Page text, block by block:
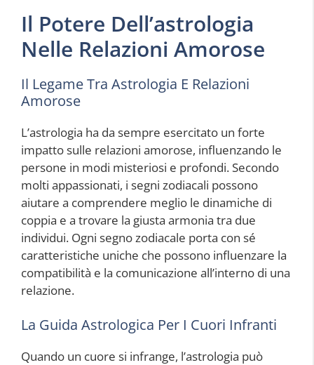
Il Potere Dell’astrologia
Nelle Relazioni Amorose
Il Legame Tra Astrologia E Relazioni
Amorose
L’astrologia ha da sempre esercitato un forte
impatto sulle relazioni amorose, influenzando le
persone in modi misteriosi e profondi. Secondo
molti appassionati, i segni zodiacali possono
aiutare a comprendere meglio le dinamiche di
coppia e a trovare la giusta armonia tra due
individui. Ogni segno zodiacale porta con sé
caratteristiche uniche che possono influenzare la
compatibilità e la comunicazione all’interno di una
relazione.
La Guida Astrologica Per I Cuori Infranti
Quando un cuore si infrange, l’astrologia può